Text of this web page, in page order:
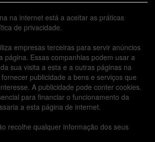
na internet está a aceitar as práticas
de privacidade.
empresas terceiras para servir anúncios
página. Essas companhias podem usar a
sua visita a esta e a outras páginas na
publicidade a bens e serviços que
A publicidade pode conter cookies.
para financiar o funcionamento da
a esta página de internet.
recolhe qualquer informação dos seus